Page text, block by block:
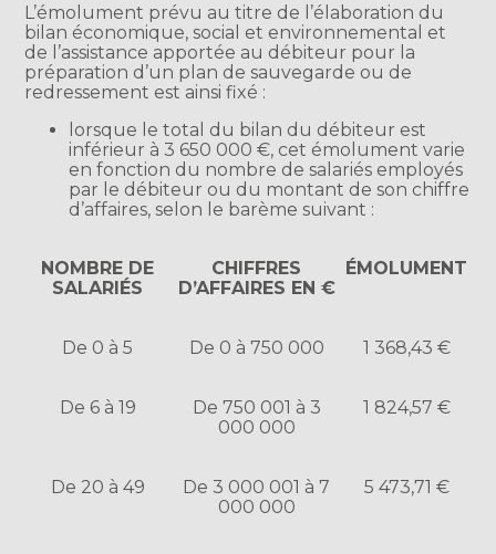
L’émolument prévu au titre de l’élaboration du
bilan économique, social et environnemental et
de l’assistance apportée au débiteur pour la
préparation d’un plan de sauvegarde ou de
redressement est ainsi fixé :
lorsque le total du bilan du débiteur est
inférieur à 3 650 000 €, cet émolument varie
en fonction du nombre de salariés employés
par le débiteur ou du montant de son chiffre
d’affaires, selon le barème suivant :
NOMBRE DE
SALARIÉS
CHIFFRES
D’AFFAIRES EN €
ÉMOLUMENT
De 0 à 5 De 0 à 750 000 1 368,43 €
De 6 à 19
De 750 001 à 3
000 000
1 824,57 €
De 20 à 49
De 3 000 001 à 7
000 000
5 473,71 €